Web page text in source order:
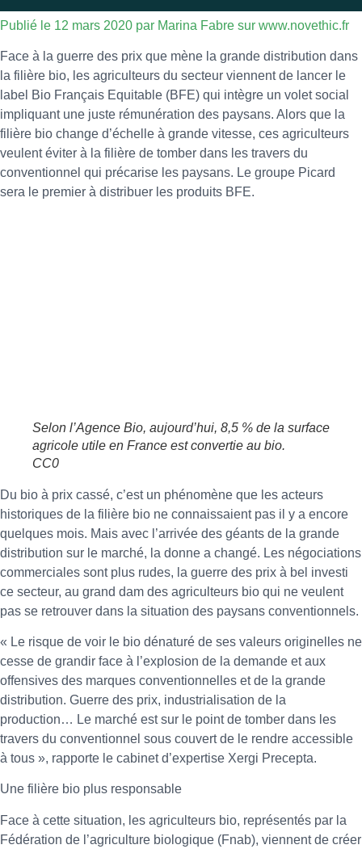
Publié le 12 mars 2020 par Marina Fabre sur www.novethic.fr
Face à la guerre des prix que mène la grande distribution dans
la filière bio, les agriculteurs du secteur viennent de lancer le
label Bio Français Equitable (BFE) qui intègre un volet social
impliquant une juste rémunération des paysans. Alors que la
filière bio change d’échelle à grande vitesse, ces agriculteurs
veulent éviter à la filière de tomber dans les travers du
conventionnel qui précarise les paysans. Le groupe Picard
sera le premier à distribuer les produits BFE.
Selon l’Agence Bio, aujourd’hui, 8,5 % de la surface
agricole utile en France est convertie au bio.
CC0
Du bio à prix cassé, c’est un phénomène que les acteurs
historiques de la filière bio ne connaissaient pas il y a encore
quelques mois. Mais avec l’arrivée des géants de la grande
distribution sur le marché, la donne a changé. Les négociations
commerciales sont plus rudes, la guerre des prix à bel investi
ce secteur, au grand dam des agriculteurs bio qui ne veulent
pas se retrouver dans la situation des paysans conventionnels.
« Le risque de voir le bio dénaturé de ses valeurs originelles ne
cesse de grandir face à l’explosion de la demande et aux
offensives des marques conventionnelles et de la grande
distribution. Guerre des prix, industrialisation de la
production… Le marché est sur le point de tomber dans les
travers du conventionnel sous couvert de le rendre accessible
à tous », rapporte le cabinet d’expertise Xergi Precepta.
Une filière bio plus responsable
Face à cette situation, les agriculteurs bio, représentés par la
Fédération de l’agriculture biologique (Fnab), viennent de créer